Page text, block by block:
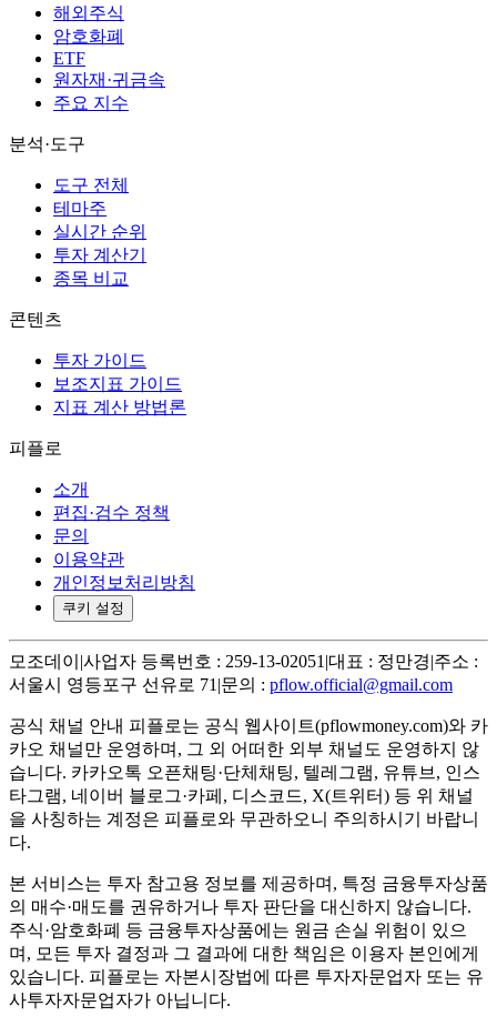
해외주식
암호화폐
ETF
원자재·귀금속
주요 지수
분석·도구
도구 전체
테마주
실시간 순위
투자 계산기
종목 비교
콘텐츠
투자 가이드
보조지표 가이드
지표 계산 방법론
피플로
소개
편집·검수 정책
문의
이용약관
개인정보처리방침
쿠키 설정
모조데이 |사업자 등록번호 : 259-13-02051 |대표 : 정만경|주소 :
서울시 영등포구 선유로 71 |문의 : pflow.official@gmail.com
공식 채널 안내 피플로는 공식 웹사이트(pflowmoney.com)와 카
카오 채널만 운영하며, 그 외 어떠한 외부 채널도 운영하지 않
습니다. 카카오톡 오픈채팅·단체채팅, 텔레그램, 유튜브, 인스
타그램, 네이버 블로그·카페, 디스코드, X(트위터) 등 위 채널
을 사칭하는 계정은 피플로와 무관하오니 주의하시기 바랍니
다.
본 서비스는 투자 참고용 정보를 제공하며, 특정 금융투자상품
의 매수·매도를 권유하거나 투자 판단을 대신하지 않습니다.
주식·암호화폐 등 금융투자상품에는 원금 손실 위험이 있으
며, 모든 투자 결정과 그 결과에 대한 책임은 이용자 본인에게
있습니다. 피플로는 자본시장법에 따른 투자자문업자 또는 유
사투자자문업자가 아닙니다.